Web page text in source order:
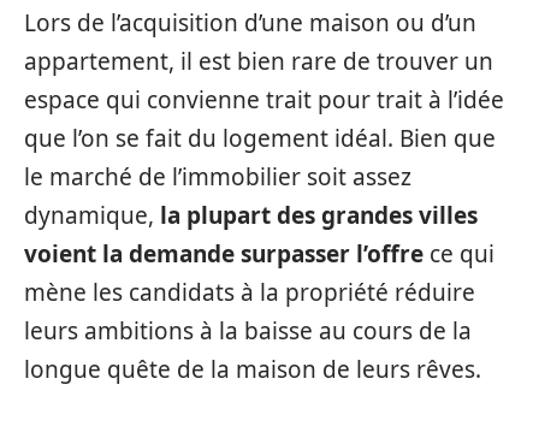
Lors de l’acquisition d’une maison ou d’un
appartement, il est bien rare de trouver un
espace qui convienne trait pour trait à l’idée
que l’on se fait du logement idéal. Bien que
le marché de l’immobilier soit assez
dynamique, la plupart des grandes villes
voient la demande surpasser l’offre ce qui
mène les candidats à la propriété réduire
leurs ambitions à la baisse au cours de la
longue quête de la maison de leurs rêves.